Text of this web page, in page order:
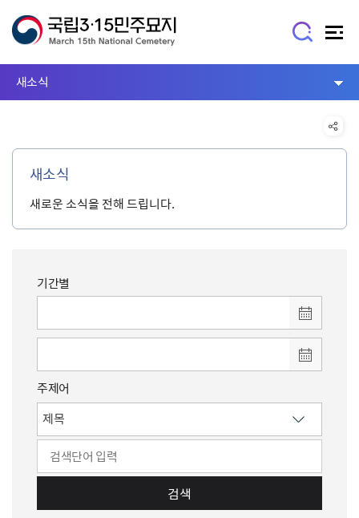
새소식
새소식
새로운 소식을 전해 드립니다.
기간별
주제어
검색